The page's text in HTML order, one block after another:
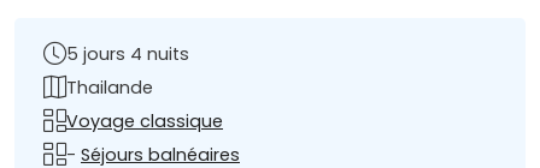
5 jours 4 nuits
Thailande
Voyage classique
- Séjours balnéaires